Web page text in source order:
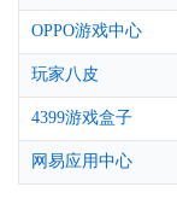
OPPO游戏中心
玩家八皮
4399游戏盒子
网易应用中心